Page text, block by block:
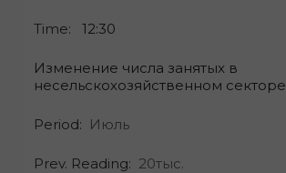
Time: 12:30
Изменение числа занятых в
несельскохозяйственном секторе
Period: Июль
Prev. Reading: 20тыс.